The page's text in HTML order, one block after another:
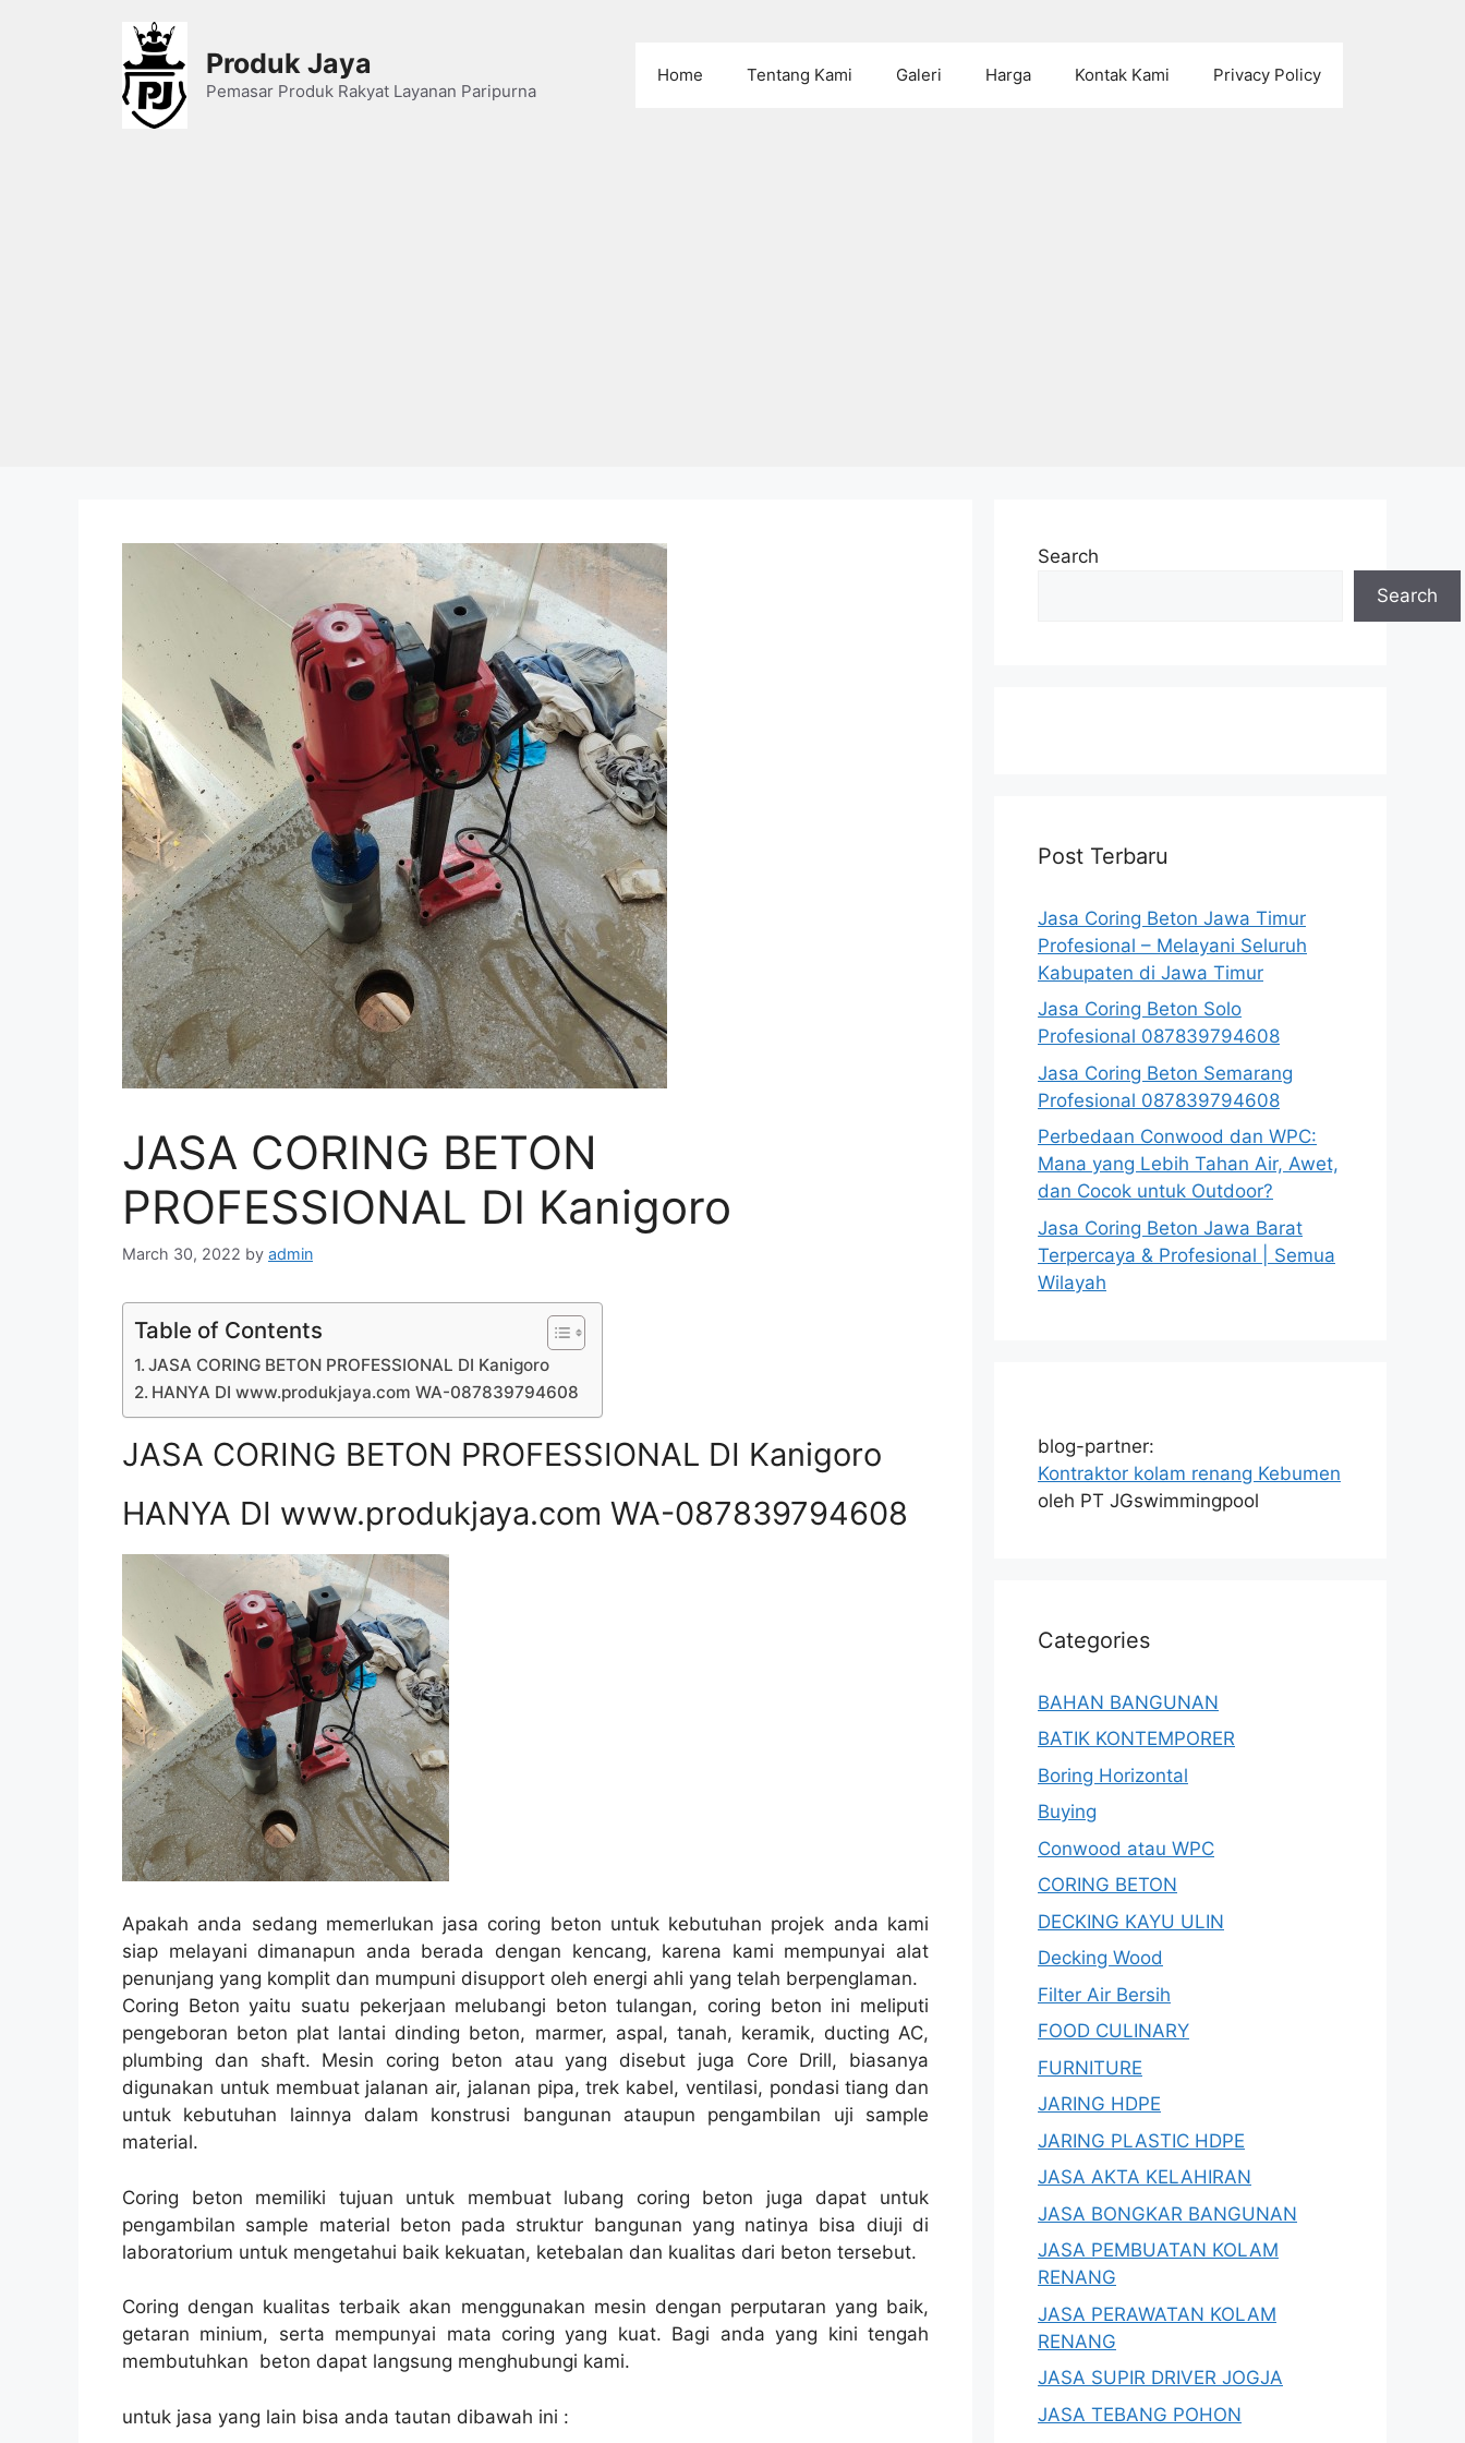
Produk Jaya
Pemasar Produk Rakyat Layanan Paripurna
Home Tentang Kami Galeri Harga Kontak Kami Privacy Policy
JASA CORING BETON
PROFESSIONAL DI Kanigoro
March 30, 2022 by admin
Table of Contents
JASA CORING BETON PROFESSIONAL DI Kanigoro
HANYA DI www.produkjaya.com WA-087839794608
JASA CORING BETON PROFESSIONAL DI Kanigoro
HANYA DI www.produkjaya.com WA-087839794608
Apakah anda sedang memerlukan jasa coring beton untuk kebutuhan projek anda kami
siap melayani dimanapun anda berada dengan kencang, karena kami mempunyai alat
penunjang yang komplit dan mumpuni disupport oleh energi ahli yang telah berpenglaman.
Coring Beton yaitu suatu pekerjaan melubangi beton tulangan, coring beton ini meliputi
pengeboran beton plat lantai dinding beton, marmer, aspal, tanah, keramik, ducting AC,
plumbing dan shaft. Mesin coring beton atau yang disebut juga Core Drill, biasanya
digunakan untuk membuat jalanan air, jalanan pipa, trek kabel, ventilasi, pondasi tiang dan
untuk kebutuhan lainnya dalam konstrusi bangunan ataupun pengambilan uji sample
material.
Coring beton memiliki tujuan untuk membuat lubang coring beton juga dapat untuk
pengambilan sample material beton pada struktur bangunan yang natinya bisa diuji di
laboratorium untuk mengetahui baik kekuatan, ketebalan dan kualitas dari beton tersebut.
Coring dengan kualitas terbaik akan menggunakan mesin dengan perputaran yang baik,
getaran minium, serta mempunyai mata coring yang kuat. Bagi anda yang kini tengah
membutuhkan beton dapat langsung menghubungi kami.
untuk jasa yang lain bisa anda tautan dibawah ini :
Search
Search
Post Terbaru
Jasa Coring Beton Jawa Timur
Profesional – Melayani Seluruh
Kabupaten di Jawa Timur
Jasa Coring Beton Solo
Profesional 087839794608
Jasa Coring Beton Semarang
Profesional 087839794608
Perbedaan Conwood dan WPC:
Mana yang Lebih Tahan Air, Awet,
dan Cocok untuk Outdoor?
Jasa Coring Beton Jawa Barat
Terpercaya & Profesional | Semua
Wilayah
blog-partner:
Kontraktor kolam renang Kebumen
oleh PT JGswimmingpool
Categories
BAHAN BANGUNAN
BATIK KONTEMPORER
Boring Horizontal
Buying
Conwood atau WPC
CORING BETON
DECKING KAYU ULIN
Decking Wood
Filter Air Bersih
FOOD CULINARY
FURNITURE
JARING HDPE
JARING PLASTIC HDPE
JASA AKTA KELAHIRAN
JASA BONGKAR BANGUNAN
JASA PEMBUATAN KOLAM
RENANG
JASA PERAWATAN KOLAM
RENANG
JASA SUPIR DRIVER JOGJA
JASA TEBANG POHON